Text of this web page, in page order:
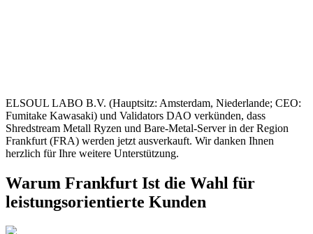
ELSOUL LABO B.V. (Hauptsitz: Amsterdam, Niederlande; CEO:
Fumitake Kawasaki) und Validators DAO verkünden, dass
Shredstream Metall Ryzen und Bare-Metal-Server in der Region
Frankfurt (FRA) werden jetzt ausverkauft. Wir danken Ihnen
herzlich für Ihre weitere Unterstützung.
Warum Frankfurt Ist die Wahl für
leistungsorientierte Kunden